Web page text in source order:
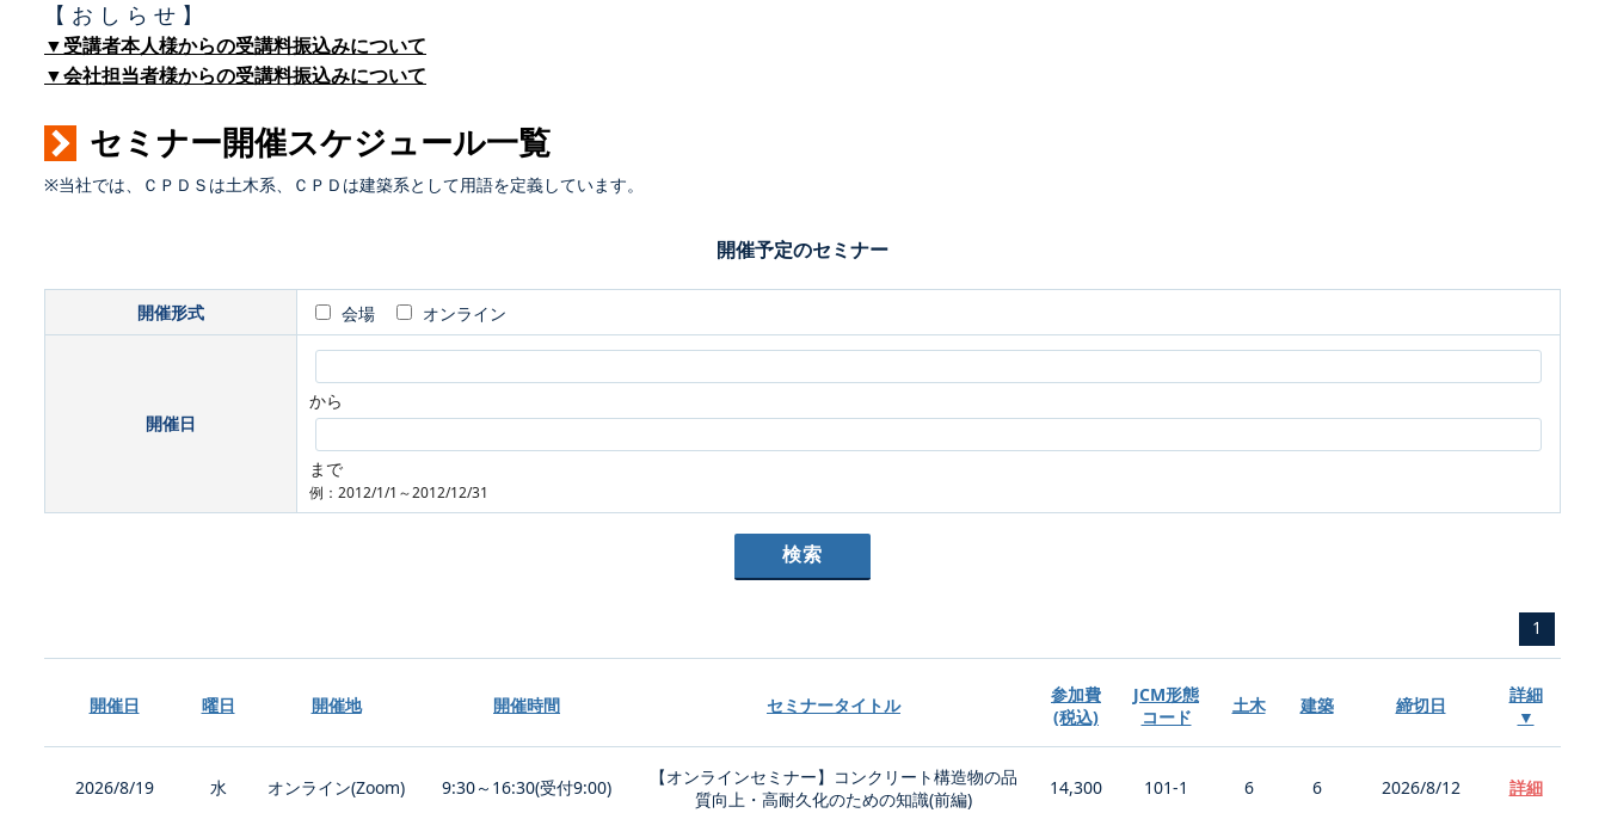
【 お し ら せ 】
▼受講者本人様からの受講料振込みについて
▼会社担当者様からの受講料振込みについて
セミナー開催スケジュール一覧
※当社では、ＣＰＤＳは土木系、ＣＰＤは建築系として用語を定義しています。
開催予定のセミナー
開催形式 会場 オンライン
開催日
から
まで
例：2012/1/1～2012/12/31
1
開催日 曜日 開催地 開催時間 セミナータイトル
参加費
(税込)
JCM形態
コード
土木 建築 締切日
詳細
▼
2026/8/19 水 オンライン(Zoom) 9:30～16:30(受付9:00)
【オンラインセミナー】コンクリート構造物の品
質向上・高耐久化のための知識(前編)
14,300 101-1 6 6 2026/8/12 詳細